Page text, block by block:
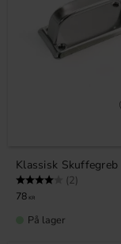
Klassisk
Vurdering: (2)
78 KR
På lager